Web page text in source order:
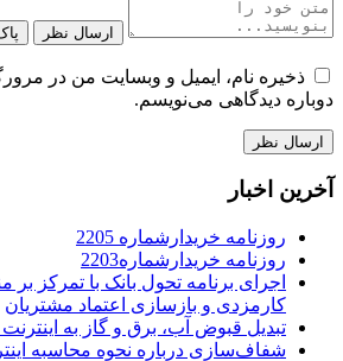
ارسال نظر
ذخیره نام، ایمیل و وبسایت من در
دوباره دیدگاهی می‌نویسم.
آخرین اخبار
روزنامه خریدارشماره 2205
روزنامه خریدارشماره2203
اجرای برنامه تحول بانک با تمرکز بر
کارمزدی و بازسازی اعتماد مشتریان
تبدیل قبوض آب، برق و گاز به اینترنت
شفاف‌سازی درباره نحوه محاسبه